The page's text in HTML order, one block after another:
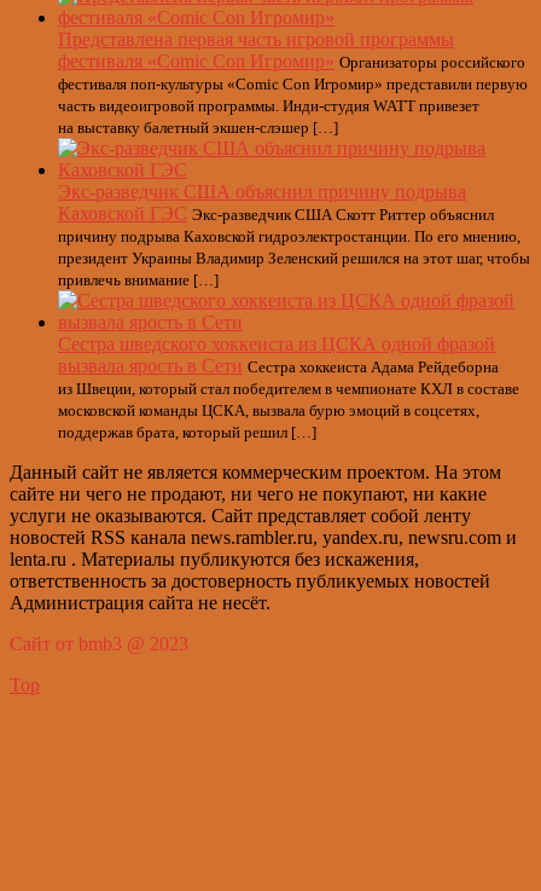
Представлена первая часть игровой программы
фестиваля «Comic Con Игромир» Организаторы российского
фестиваля поп-культуры «Comic Con Игромир» представили первую
часть видеоигровой программы. Инди-студия WATT привезет
на выставку балетный экшен-слэшер […]
Экс-разведчик США объяснил причину подрыва
Каховской ГЭС Экс-разведчик США Скотт Риттер объяснил
причину подрыва Каховской гидроэлектростанции. По его мнению,
президент Украины Владимир Зеленский решился на этот шаг, чтобы
привлечь внимание […]
Сестра шведского хоккеиста из ЦСКА одной фразой
вызвала ярость в Сети Сестра хоккеиста Адама Рейдеборна
из Швеции, который стал победителем в чемпионате КХЛ в составе
московской команды ЦСКА, вызвала бурю эмоций в соцсетях,
поддержав брата, который решил […]
Данный сайт не является коммерческим проектом. На этом
сайте ни чего не продают, ни чего не покупают, ни какие
услуги не оказываются. Сайт представляет собой ленту
новостей RSS канала news.rambler.ru, yandex.ru, newsru.com и
lenta.ru . Материалы публикуются без искажения,
ответственность за достоверность публикуемых новостей
Администрация сайта не несёт.
Сайт от bmb3 @ 2023
Top